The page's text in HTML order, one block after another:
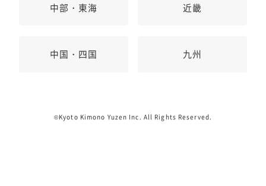
中部・東海 近畿
中国・四国 九州
©Kyoto Kimono Yuzen Inc. All Rights Reserved.